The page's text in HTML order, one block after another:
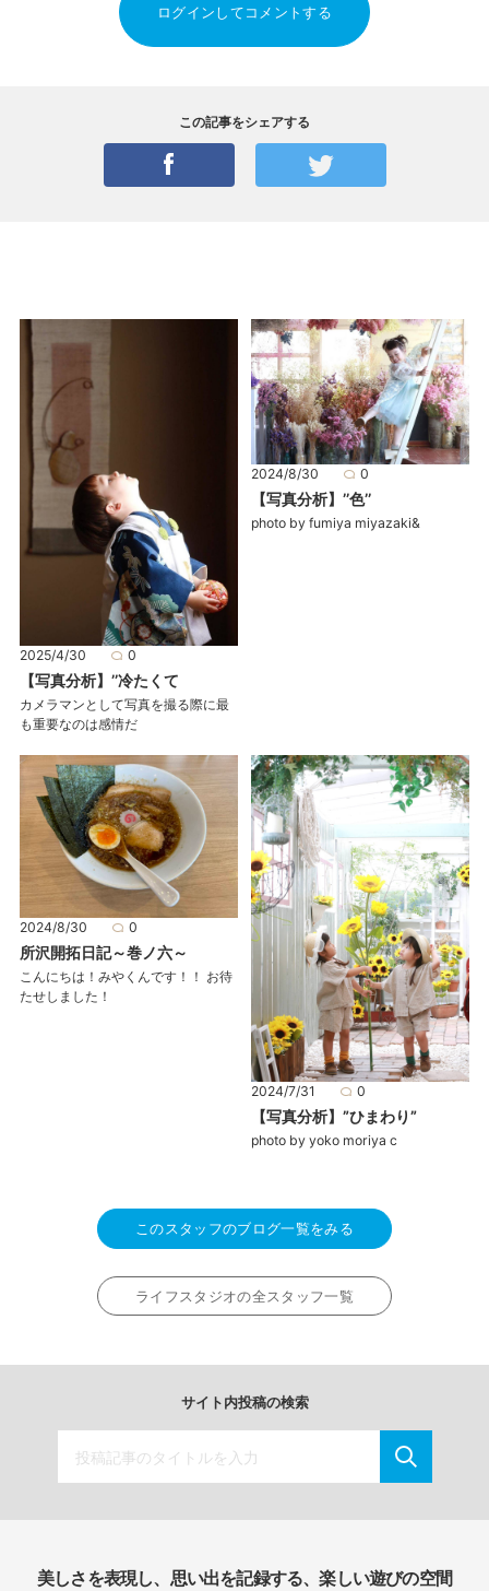
ログインしてコメントする
この記事をシェアする
2025/4/30 0
【写真分析】’’冷たくて
カメラマンとして写真を撮る際に最
も重要なのは感情だ
2024/8/30 0
【写真分析】’’色’’
photo by fumiya miyazaki&
2024/8/30 0
所沢開拓日記～巻ノ六～
こんにちは！みやくんです！！ お待
たせしました！
2024/7/31 0
【写真分析】”ひまわり”
photo by yoko moriya c
このスタッフのブログ一覧をみる
ライフスタジオの全スタッフ一覧
サイト内投稿の検索
美しさを表現し、思い出を記録する、楽しい遊びの空間